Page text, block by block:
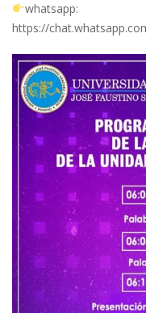
whatsapp:
https://